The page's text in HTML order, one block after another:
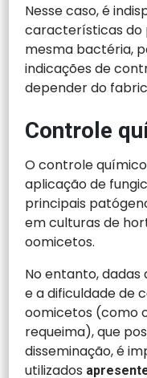
Nesse caso, é
características do
mesma bactéria,
indicações de
depender do
Controle
O controle
aplicação de
principais
em culturas de
oomicetos.
No entanto,
e a dificuldade de
oomicetos (como
requeima), que
disseminação, é
utilizados